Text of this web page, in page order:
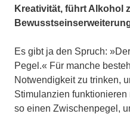
Kreativität, führt Alkohol
Es gibt ja den Spruch:
Pegel.« Für manche
Notwendigkeit zu trinken,
Stimulanzien
so einen Zwischenpegel,